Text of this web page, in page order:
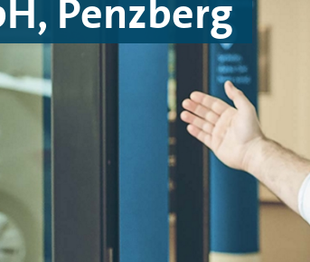
Penzberg